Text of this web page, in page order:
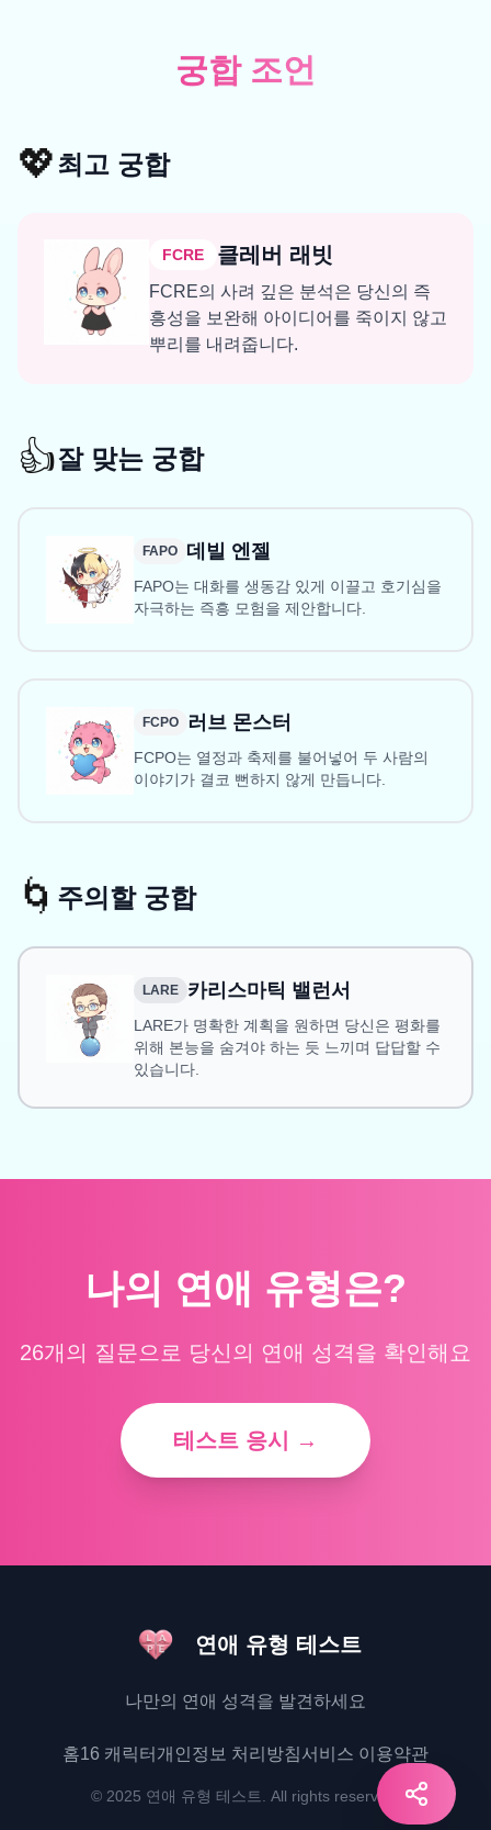
궁합 조언
💖최고 궁합
FCRE 클레버 래빗
FCRE의 사려 깊은 분석은 당신의 즉
흥성을 보완해 아이디어를 죽이지 않고
뿌리를 내려줍니다.
👍잘 맞는 궁합
FAPO 데빌 엔젤
FAPO는 대화를 생동감 있게 이끌고 호기심을
자극하는 즉흥 모험을 제안합니다.
FCPO 러브 몬스터
FCPO는 열정과 축제를 불어넣어 두 사람의
이야기가 결코 뻔하지 않게 만듭니다.
🌀 주의할 궁합
LARE 카리스마틱 밸런서
LARE가 명확한 계획을 원하면 당신은 평화를
위해 본능을 숨겨야 하는 듯 느끼며 답답할 수
있습니다.
나의 연애 유형은?
26개의 질문으로 당신의 연애 성격을 확인해요
테스트 응시 →
연애 유형 테스트
나만의 연애 성격을 발견하세요
홈16 캐릭터 개인정보 처리방침서비스 이용약관
© 2025 연애 유형 테스트 . All rights reserved.